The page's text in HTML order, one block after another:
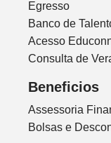
Egresso
Banco de
Acesso
Consulta de
Beneficios
Assessoria
Bolsas e